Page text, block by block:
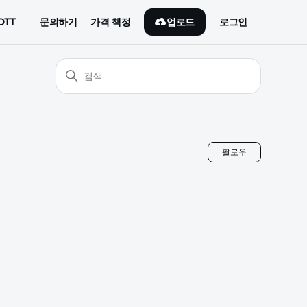
문의하기 가격 책정 업로드 로그인
팔로우 아직 아